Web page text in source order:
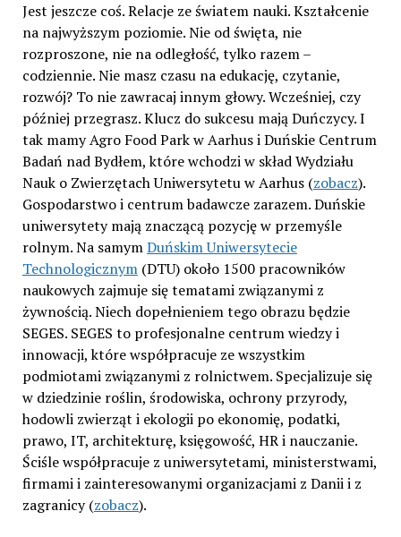
Jest jeszcze coś. Relacje ze światem nauki. Kształcenie
na najwyższym poziomie. Nie od święta, nie
rozproszone, nie na odległość, tylko razem –
codziennie. Nie masz czasu na edukację, czytanie,
rozwój? To nie zawracaj innym głowy. Wcześniej, czy
później przegrasz. Klucz do sukcesu mają Duńczycy. I
tak mamy Agro Food Park w Aarhus i Duńskie Centrum
Badań nad Bydłem, które wchodzi w skład Wydziału
Nauk o Zwierzętach Uniwersytetu w Aarhus (zobacz).
Gospodarstwo i centrum badawcze zarazem. Duńskie
uniwersytety mają znaczącą pozycję w przemyśle
rolnym. Na samymDuńskim Uniwersytecie
Technologicznym(DTU) około 1500 pracowników
naukowych zajmuje się tematami związanymi z
żywnością. Niech dopełnieniem tego obrazu będzie
SEGES. SEGES to profesjonalne centrum wiedzy i
innowacji, które współpracuje ze wszystkim
podmiotami związanymi z rolnictwem. Specjalizuje się
w dziedzinie roślin, środowiska, ochrony przyrody,
hodowli zwierząt i ekologii po ekonomię, podatki,
prawo, IT, architekturę, księgowość, HR i nauczanie.
Ściśle współpracuje z uniwersytetami, ministerstwami,
firmami i zainteresowanymi organizacjami z Danii i z
zagranicy (zobacz).